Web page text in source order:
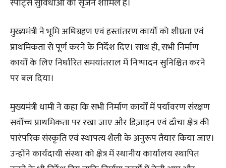
स्पोर्ट्स सुविधाओं का सृजन शामिल हैं।
मुख्यमंत्री ने भूमि अधिग्रहण एवं हस्तांतरण कार्यों को शीघ्रता एवं
प्राथमिकता से पूर्ण करने के निर्देश दिए। साथ ही, सभी निर्माण
कार्यों के लिए निर्धारित समयांतराल में निष्पादन सुनिश्चित करने
पर बल दिया।
मुख्यमंत्री धामी ने कहा कि सभी निर्माण कार्यों में पर्यावरण संरक्षण
सर्वोच्च प्राथमिकता पर रखा जाए और डिज़ाइन एवं ढाँचा क्षेत्र की
पारंपरिक संस्कृति एवं स्थापत्य शैली के अनुरूप तैयार किया जाए।
उन्होंने कार्यदायी संस्था को क्षेत्र में स्थानीय कार्यालय स्थापित